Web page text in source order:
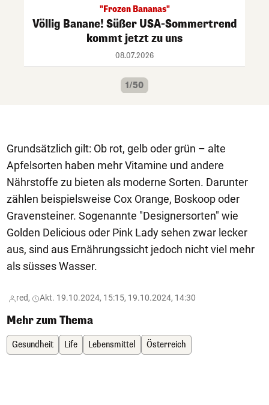
"Frozen Bananas"
Völlig Banane! Süßer USA-Sommertrend
kommt jetzt zu uns
08.07.2026
1/50
Grundsätzlich gilt: Ob rot, gelb oder grün – alte
Apfelsorten haben mehr Vitamine und andere
Nährstoffe zu bieten als moderne Sorten. Darunter
zählen beispielsweise Cox Orange, Boskoop oder
Gravensteiner. Sogenannte "Designersorten" wie
Golden Delicious oder Pink Lady sehen zwar lecker
aus, sind aus Ernährungssicht jedoch nicht viel mehr
als süsses Wasser.
red, Akt. 19.10.2024, 15:15, 19.10.2024, 14:30
Mehr zum Thema
Gesundheit Life Lebensmittel Österreich